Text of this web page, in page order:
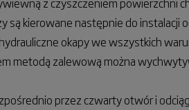
są kierowane następnie do instalacji
okapy we wszystkich
metodą zalewową można
przez czwarty otwór i